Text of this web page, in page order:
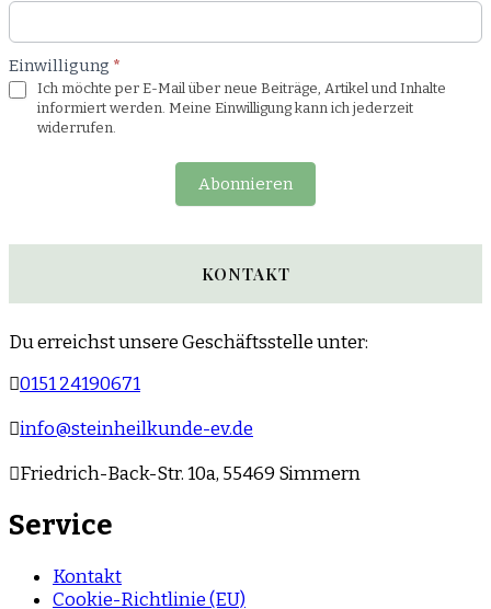
Einwilligung *
Ich möchte per E-Mail über neue Beiträge, Artikel und Inhalte
informiert werden. Meine Einwilligung kann ich jederzeit
widerrufen.
Abonnieren
KONTAKT
Du erreichst unsere Geschäftsstelle unter:
0151 24190671
info@steinheilkunde-ev.de
Friedrich-Back-Str. 10a, 55469 Simmern
Service
Kontakt
Cookie-Richtlinie (EU)